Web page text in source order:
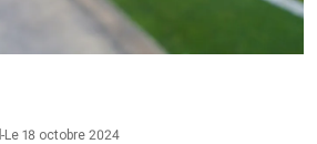
-Le 18 octobre 2024